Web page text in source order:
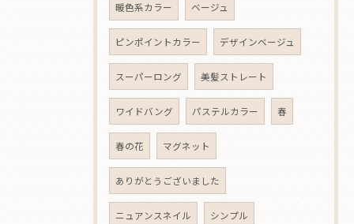
暖色系カラー ベージュ
ピンポイントカラー デザインベージュ
スーパーロング 美髪ストレート
ワイドバング パステルカラー 春
春の花 マグネット
ありがとうございました
ニュアンスネイル シンプル